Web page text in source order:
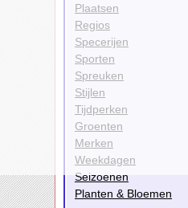
Plaatsen
Regios
Specerijen
Sporten
Spreuken
Stijlen
Tijdperken
Groenten
Merken
Weekdagen
Seizoenen
Planten & Bloemen